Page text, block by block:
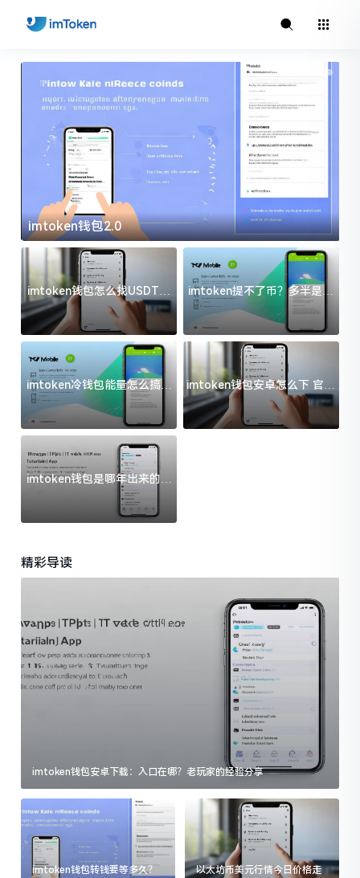
imtoken钱包2.0
imtoken钱包怎么找USDT地
址？三步搞定不踩坑
imtoken提不了币？多半是这
几件事没处理好
imtoken冷钱包能量怎么搞？
过来人告诉你门道
imtoken钱包安卓怎么下 官方
渠道避坑指南
imtoken钱包是哪年出来的？
一文给你说清楚
精彩导读
imtoken钱包安卓下载：入口在哪？老玩家的经验分享
imtoken钱包转钱要等多久？
以太坊币美元行情今日价格走